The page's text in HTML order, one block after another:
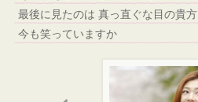
最後に見たのは 真っ直ぐな目の貴方
今も笑っていますか